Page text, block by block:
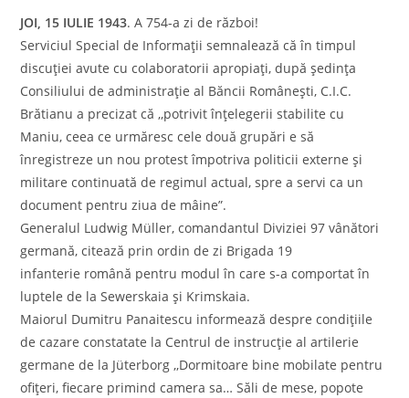
JOI, 15 IULIE 1943. A 754-a zi de război!
Serviciul Special de Informaţii semnalează că în timpul
discuţiei avute cu colaboratorii apropiaţi, după şedinţa
Consiliului de administraţie al Băncii Româneşti, C.I.C.
Brătianu a precizat că ,,potrivit înţelegerii stabilite cu
Maniu, ceea ce urmăresc cele două grupări e să
înregistreze un nou protest împotriva politicii externe şi
militare continuată de regimul actual, spre a servi ca un
document pentru ziua de mâine”.
Generalul Ludwig Müller, comandantul Diviziei 97 vânători
germană, citează prin ordin de zi Brigada 19
infanterie română pentru modul în care s-a comportat în
luptele de la Sewerskaia şi Krimskaia.
Maiorul Dumitru Panaitescu informează despre condiţiile
de cazare constatate la Centrul de instrucţie al artilerie
germane de la Jüterborg ,,Dormitoare bine mobilate pentru
ofiţeri, fiecare primind camera sa… Săli de mese, popote